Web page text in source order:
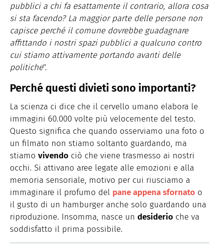
pubblici a chi fa esattamente il contrario, allora cosa
si sta facendo? La maggior parte delle persone non
capisce perché il comune dovrebbe guadagnare
affittando i nostri spazi pubblici a qualcuno contro
cui stiamo attivamente portando avanti delle
politiche".
Perché questi divieti sono importanti?
La scienza ci dice che il cervello umano elabora le
immagini 60.000 volte più velocemente del testo.
Questo significa che quando osserviamo una foto o
un filmato non stiamo soltanto guardando, ma
stiamo vivendo ciò che viene trasmesso ai nostri
occhi. Si attivano aree legate alle emozioni e alla
memoria sensoriale, motivo per cui riusciamo a
immaginare il profumo del pane appena sfornato o
il gusto di un hamburger anche solo guardando una
riproduzione. Insomma, nasce un desiderio che va
soddisfatto il prima possibile.